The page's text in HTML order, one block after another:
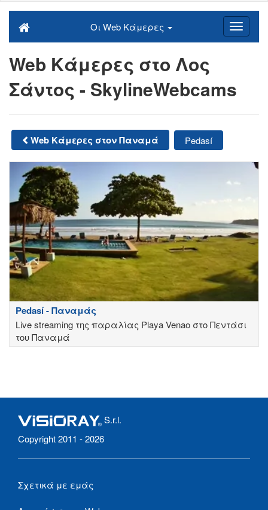
Οι Web Κάμερες
Web Κάμερες στο Λος
Σάντος - SkylineWebcams
Web Κάμερες στον Παναμά Pedasí
Pedasí - Παναμάς
Live streaming της παραλίας Playa Venao στο Πεντάσι
του Παναμά
S.r.l.
Copyright 2011 - 2026
Σχετικά με εμάς